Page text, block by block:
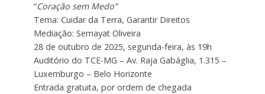
“Coração sem Medo”
Tema: Cuidar da Terra, Garantir Direitos
Mediação: Semayat Oliveira
28 de outubro de 2025, segunda-feira, às 19h
Auditório do TCE-MG – Av. Raja Gabáglia, 1.315 –
Luxemburgo – Belo Horizonte
Entrada gratuita, por ordem de chegada